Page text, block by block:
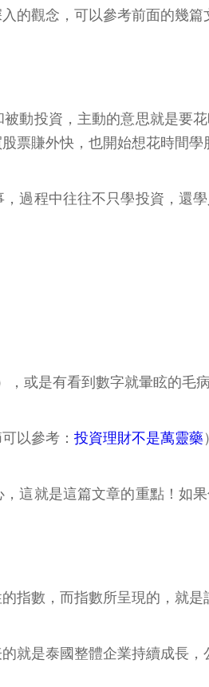
的觀念，可以參考前面的幾篇
動投資，主動的意思就是要
票賺外快，也開始想花時間學
過程中往往不只學投資，還
或是有看到數字就暈眩的毛
以參考： 投資理財不是萬靈藥
這就是這篇文章的重點！如
指數，而指數所呈現的，就是
就是泰國整體企業持續成長，